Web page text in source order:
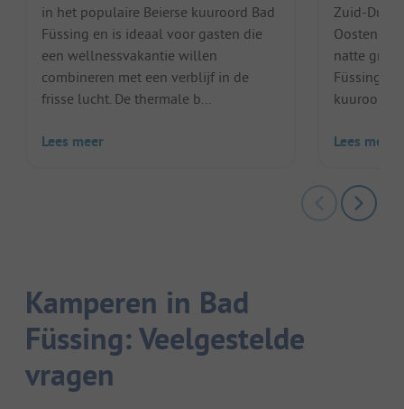
in het populaire Beierse kuuroord Bad
Füssing en is ideaal voor gasten die
een wellnessvakantie willen
combineren met een verblijf in de
frisse lucht. De thermale b...
Lees meer
Zuid-
natte
Füssing is
Lees meer
Kamperen in Bad
Füssing: Veelgestelde
vragen